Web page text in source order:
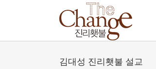
김대성 진리횃불 설교